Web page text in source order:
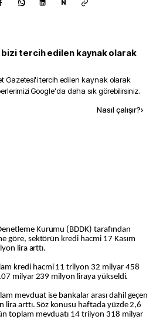
N
tercih edilen kaynak olarak
Gazetesi'i tercih edilen kaynak olarak
Google'da daha sık görebilirsiniz.
Nasıl çalışır?›
Kurumu (BDDK) tarafından
göre, sektörün kredi hacmi 17 Kasım
lira arttı.
kredi hacmi 11 trilyon 32 milyar 458
milyar 239 milyon liraya yükseldi.
mevduat ise bankalar arası dahil geçen
arttı. Söz konusu haftada yüzde 2,6
toplam mevduatı 14 trilyon 318 milyar